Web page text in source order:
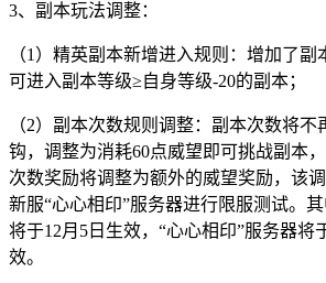
3、副本玩法调整：
（1）精英副本新增进入规则：增加了副
可进入副本等级≥自身等级-20的副本；
（2）副本次数规则调整：副本次数将
钩，调整为消耗60点威望即可挑战副本
次数奖励将调整为额外的威望奖励，该调
新服“心心相印”服务器进行限服测试。
将于12月5日生效，“心心相印”服务器将
效。